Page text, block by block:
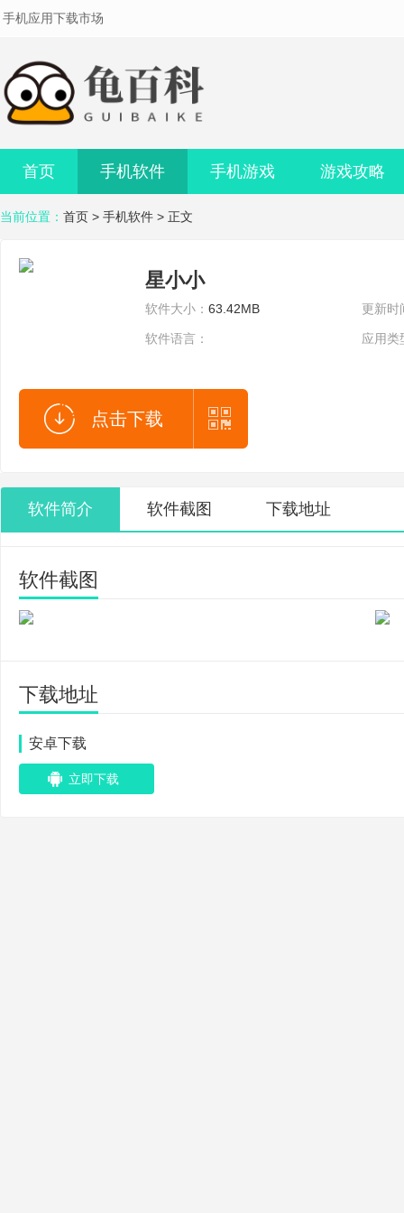
手机应用下载市场
首页 手机软件 手机游戏 游戏攻略
当前位置： 首页 > 手机软件 > 正文
星小小
软件大小： 63.42MB 更新时
软件语言： 应用类
点击下载
软件简介 软件截图 下载地址
软件截图
下载地址
安卓下载
立即下载